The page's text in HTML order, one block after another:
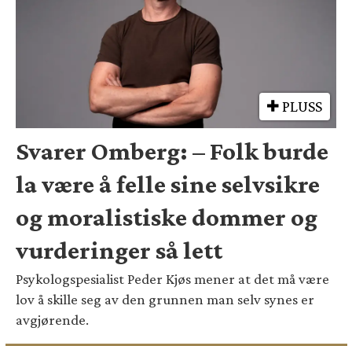
PLUSS
Svarer Omberg: – Folk burde
la være å felle sine selvsikre
og moralistiske dommer og
vurderinger så lett
Psykologspesialist Peder Kjøs mener at det må være
lov å skille seg av den grunnen man selv synes er
avgjørende.